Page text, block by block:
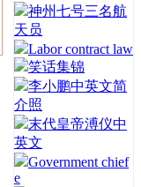
神州七号三名航
天员
Labor contract law
笑话集锦
李小鹏中英文简
介照
末代皇帝溥仪中
英文
Government chief
e